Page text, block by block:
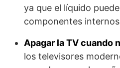
ya que el líquido
componentes
Apagar la TV cuando
los televisores